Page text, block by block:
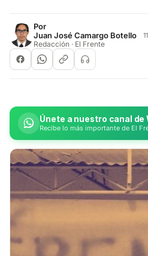
Por
Juan José Camargo Botello
Redacción · El Frente
Únete a nuestro canal de
Recibe lo más importante de El